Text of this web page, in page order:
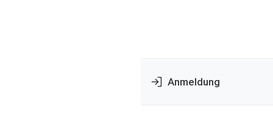
Anmeldung